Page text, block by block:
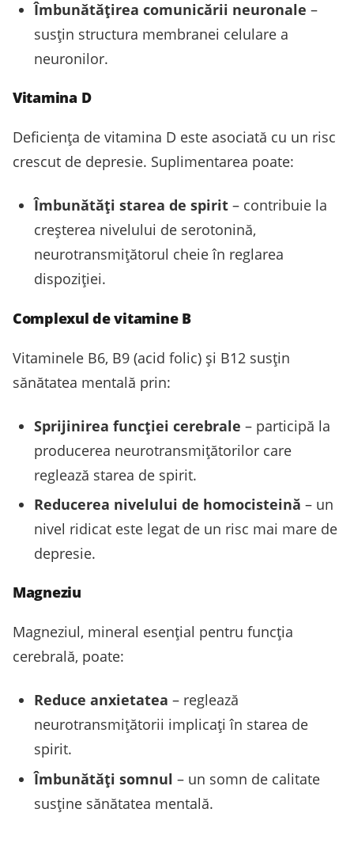
Îmbunătățirea comunicării neuronale –
susțin structura membranei celulare a
neuronilor.
Vitamina D
Deficiența de vitamina D este asociată cu un risc
crescut de depresie. Suplimentarea poate:
Îmbunătăți starea de spirit – contribuie la
creșterea nivelului de serotonină,
neurotransmițătorul cheie în reglarea
dispoziției.
Complexul de vitamine B
Vitaminele B6, B9 (acid folic) și B12 susțin
sănătatea mentală prin:
Sprijinirea funcției cerebrale – participă la
producerea neurotransmițătorilor care
reglează starea de spirit.
Reducerea nivelului de homocisteină – un
nivel ridicat este legat de un risc mai mare de
depresie.
Magneziu
Magneziul, mineral esențial pentru funcția
cerebrală, poate:
Reduce anxietatea – reglează
neurotransmițătorii implicați în starea de
spirit.
Îmbunătăți somnul – un somn de calitate
susține sănătatea mentală.